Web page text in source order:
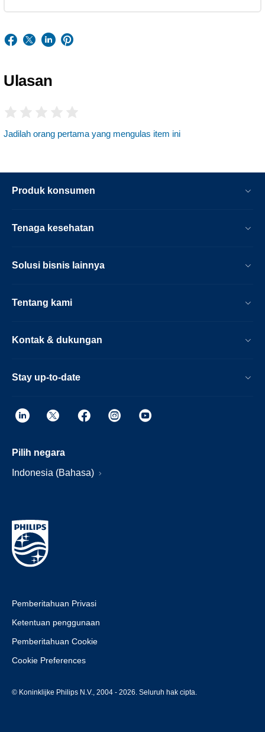
Ulasan
Jadilah orang pertama yang mengulas item ini
Produk konsumen
Tenaga kesehatan
Solusi bisnis lainnya
Tentang kami
Kontak & dukungan
Stay up-to-date
Pilih negara
Indonesia (Bahasa)
Pemberitahuan Privasi
Ketentuan penggunaan
Pemberitahuan Cookie
Cookie Preferences
© Koninklijke Philips N.V., 2004 - 2026. Seluruh hak cipta.